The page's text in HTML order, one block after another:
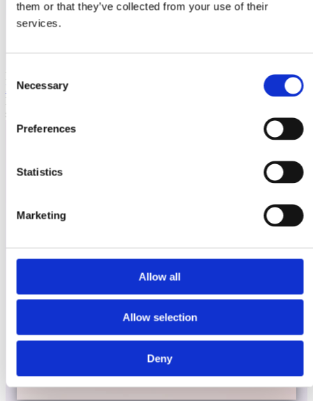
them or that they’ve collected from your use of their
services.
Consent
Selection
Necessary
Preferences
Statistics
Marketing
Allow all
Allow selection
Deny
Laioutr
Emporix
Emporix ist eine composable, API-first Commerce-Plattform für
skalierbare B2B- und B2C-Szenarien.